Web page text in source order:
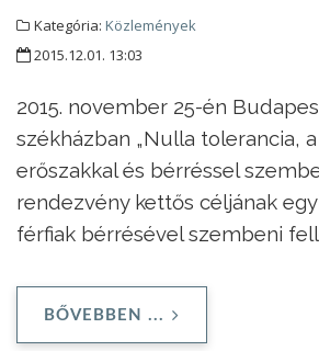
Kategória: Közlemények
2015.12.01. 13:03
2015. november 25-én
székházban „Nulla tolerancia,
erőszakkal és bérréssel
rendezvény kettős céljának
férfiak bérrésével szembeni
BŐVEBBEN ...